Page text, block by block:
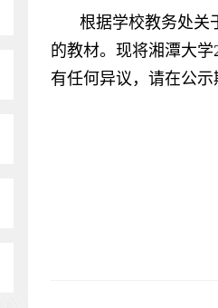
根据学校教务处关
的教材。现将湘潭大学
有任何异议，请在公示